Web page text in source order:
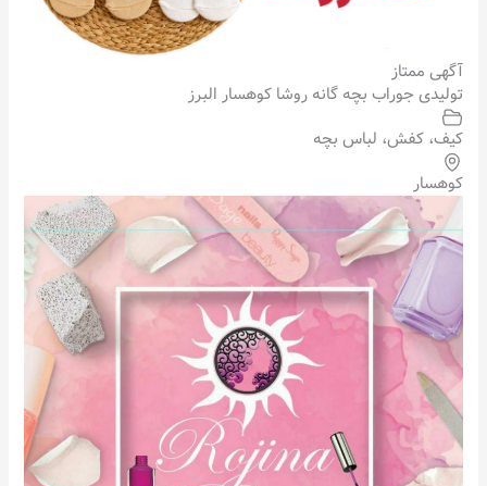
آگهی ممتاز
تولیدی جوراب بچه گانه روشا کوهسار البرز
کیف، کفش، لباس بچه
کوهسار